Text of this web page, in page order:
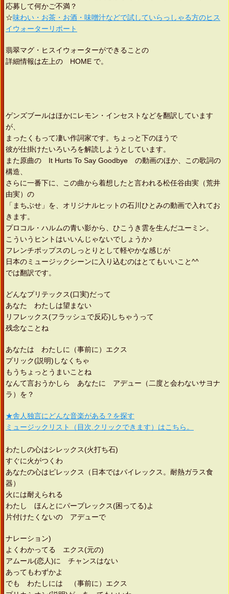
応募して何かご不満？
☆味わい・お茶・お酒・味噌汁などで試していらっしゃる方のヒス
イウォーターリポート
翡翠マグ・ヒスイウォーターができることの
詳細情報は左上の HOME で。
ゲンズブールはほかにレモン・インセストなどを翻訳しています
が、
まったくもって凄い作詞家です。ちょっと下のほうで
彼が仕掛けたいろいろを解読しようとしています。
また原曲の It Hurts To Say Goodbye の動画のほか、この歌詞の
構造、
さらに一番下に、この曲から着想したと言われる松任谷由実（荒井
由実）の
「まちぶせ」を、オリジナルヒットの石川ひとみの動画で入れてお
きます。
プロコル・ハルムの青い影から、ひこうき雲を生んだユーミン。
こういうヒントはいいんじゃないでしょうか♪
フレンチポップスのしっとりとして軽やかな感じが
日本のミュージックシーンに入り込むのはとてもいいこと^^
では翻訳です。
どんなプリテックス(口実)だって
あなた わたしは望まない
リフレックス(フラッシュで反応)しちゃうって
残念なことね
あなたは わたしに（事前に）エクス
プリック(説明)しなくちゃ
もうちょっとうまいことね
なんて言おうかしら あなたに アデュー（二度と会わないサヨナ
ラ）を？
★舎人独言にどんな音楽がある？を探す
ミュージックリスト（目次.クリックできます）はこちら。
わたしの心はシレックス(火打ち石)
すぐに火がつくわ
あなたの心はピレックス（日本ではパイレックス。耐熱ガラス食
器）
火には耐えられる
わたし ほんとにパープレックス(困ってる)よ
片付けたくないの アデューで
ナレーション)
よくわかってる エクス(元の)
アムール(恋人)に チャンスはない
あってもわずかよ
でも わたしには （事前に）エクス